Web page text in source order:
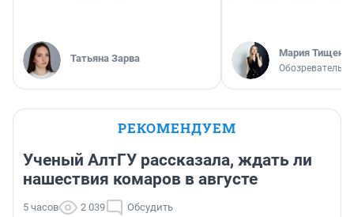
Татьяна Зарва Мария Тищенко
Обозреватель
РЕКОМЕНДУЕМ
Ученый АлтГУ рассказала, ждать ли
нашествия комаров в августе
5 часов 2 039 Обсудить